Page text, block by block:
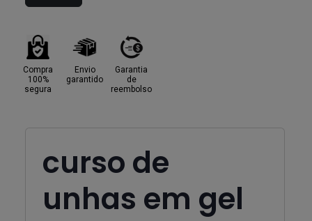
Compra
100%
segura
Envio
garantido
Garantia
de
reembolso
curso de
unhas em gel